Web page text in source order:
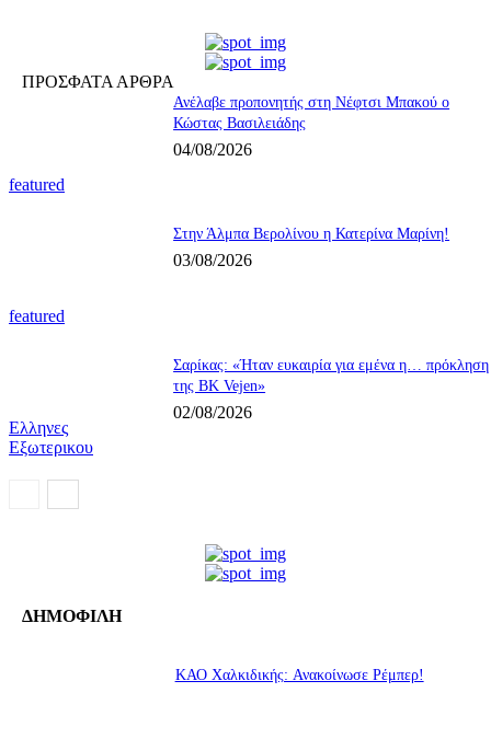
ΠΡΟΣΦΑΤΑ ΑΡΘΡΑ
featured
Ανέλαβε προπονητής στη Νέφτσι Μπακού ο
Κώστας Βασιλειάδης
04/08/2026
featured
Στην Άλμπα Βερολίνου η Κατερίνα Μαρίνη!
03/08/2026
Ελληνες
Εξωτερικου
Σαρίκας: «Ήταν ευκαιρία για εμένα η… πρόκληση
της BK Vejen»
02/08/2026
ΔΗΜΟΦΙΛΗ
ΚΑΟ Χαλκιδικής: Ανακοίνωσε Ρέμπερ!